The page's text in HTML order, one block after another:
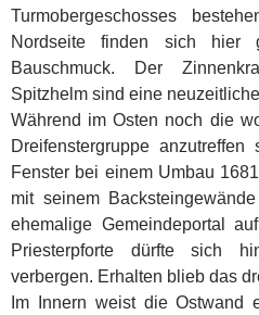
Turmobergeschosses
Nordseite finden sich hier
Bauschmuck. Der
Spitzhelm sind eine
Während im Osten noch die
Dreifenstergruppe
Fenster bei einem Umbau
mit seinem
ehemalige Gemeindeportal
Priesterpforte dürfte sich
verbergen. Erhalten blieb das
Im Innern weist die Ostwand